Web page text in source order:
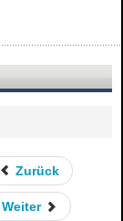
Zurück
Weiter